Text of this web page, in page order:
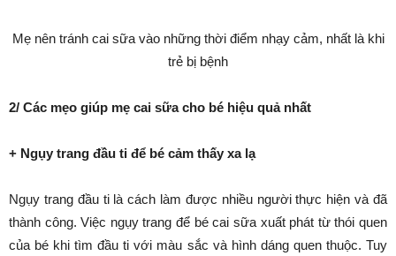
Mẹ nên tránh cai sữa vào những thời điểm nhạy cảm, nhất là khi
trẻ bị bệnh
2/ Các mẹo giúp mẹ cai sữa cho bé hiệu quả nhất
+ Ngụy trang đầu ti để bé cảm thấy xa lạ
Ngụy trang đầu ti là cách làm được nhiều người thực hiện và đã
thành công. Việc ngụy trang để bé cai sữa xuất phát từ thói quen
của bé khi tìm đầu ti với màu sắc và hình dáng quen thuộc. Tuy